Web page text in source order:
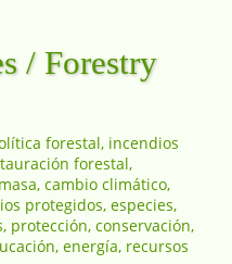
/ Forestry
forestal, incendios
forestal,
cambio climático,
protegidos, especies,
protección, conservación,
energía, recursos